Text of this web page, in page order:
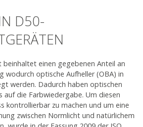
D50-
beinhaltet einen gegebenen Anteil an
wodurch optische Aufheller (OBA) in
werden. Dadurch haben optischen
auf die Farbwiedergabe. Um diesen
kontrollierbar zu machen und um eine
zwischen Normlicht und natürlichem